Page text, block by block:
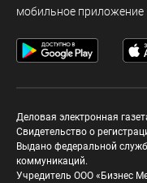
мобильное приложение
Деловая электронная
Свидетельство о
Выдано федеральной
коммуникаций.
Учредитель ООО «Бизнес